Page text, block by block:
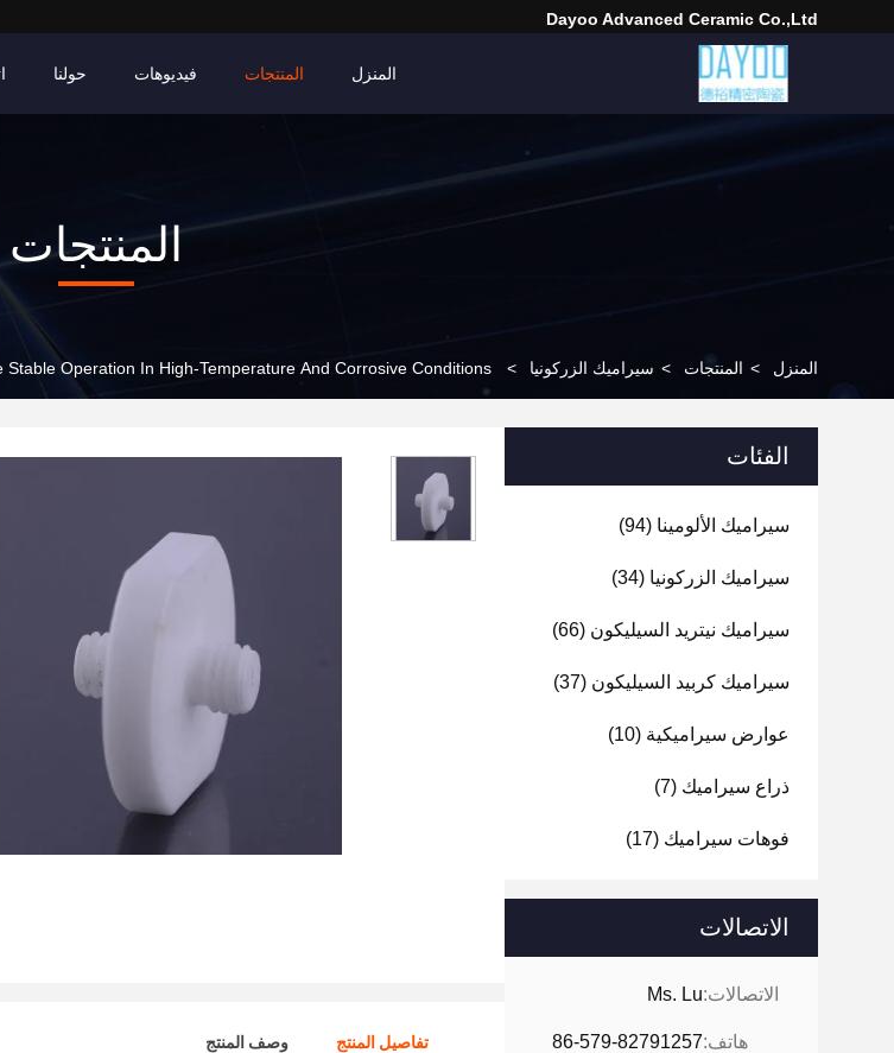
Dayoo Advanced Ceramic Co.,Ltd
المنزل المنتجات فيديوهات حولنا
المنتجات
المنزل > المنتجات > سيراميك الزركونيا >
Operation In High-Temperature And Corrosive Conditions
الفئات
سيراميك الألومينا (94)
سيراميك الزركونيا (34)
سيراميك نيتريد السيليكون (66)
سيراميك كربيد السيليكون (37)
عوارض سيراميكية (10)
ذراع سيراميك (7)
فوهات سيراميك (17)
الاتصالات
الاتصالات:Ms. Lu
هاتف:86-579-82791257 تفاصيل المنتج وصف المنتج